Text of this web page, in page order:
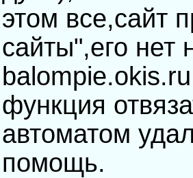
этом все,сайт
сайты",его нет
функция
автоматом
помощь.